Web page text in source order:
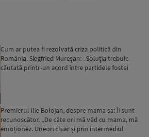
Cum ar putea fi rezolvată criza politică din
România. Siegfried Mureșan: „Soluția trebuie
căutată printr-un acord între partidele fostei
Premierul Ilie Bolojan, despre mama sa: Îi sunt
recunoscător. „De câte ori mă văd cu mama, mă
emoționez. Uneori chiar și prin intermediul